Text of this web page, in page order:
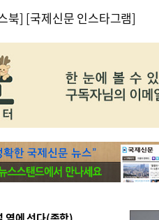
북] [국제신문 인스타그램]